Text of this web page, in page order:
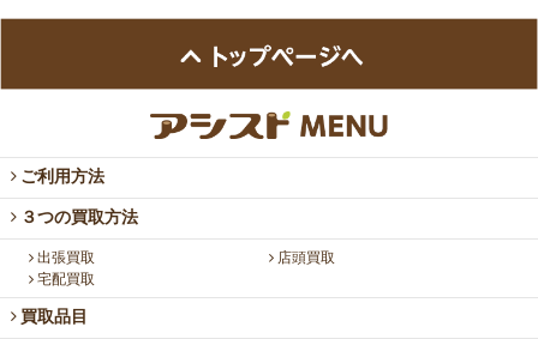
ご利用方法
３つの買取方法
出張買取
店頭買取
宅配買取
買取品目